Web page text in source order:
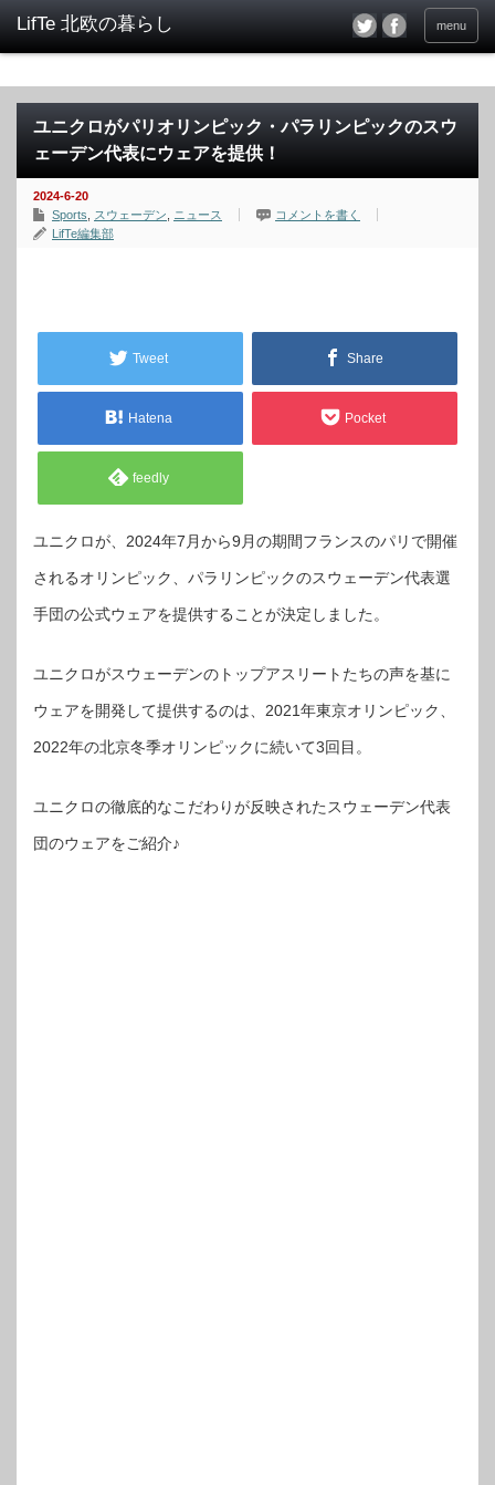
menu
ユニクロがパリオリンピック・パラリンピックのスウ
ェーデン代表にウェアを提供！
2024-6-20
Sports
スウェーデン ニュース
コメントを書く
LifTe編集部
Tweet Share
Hatena Pocket
feedly
ユニクロが、2024年7月から9月の期間フランスのパリで開催
されるオリンピック、パラリンピックのスウェーデン代表選
手団の公式ウェアを提供することが決定しました。
ユニクロがスウェーデンのトップアスリートたちの声を基に
ウェアを開発して提供するのは、2021年東京オリンピック、
2022年の北京冬季オリンピックに続いて3回目。
ユニクロの徹底的なこだわりが反映されたスウェーデン代表
団のウェアをご紹介♪